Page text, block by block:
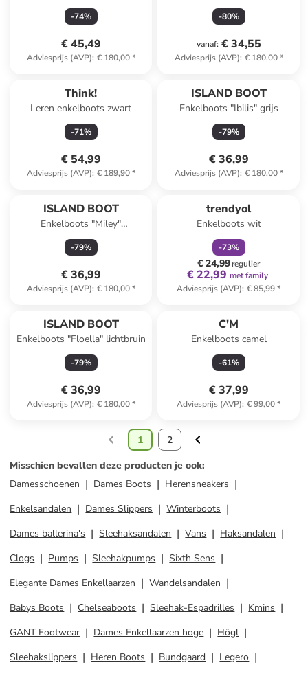
-74%
€ 45,49
Adviesprijs (AVP): € 180,00*
-80%
vanaf: € 34,55
Adviesprijs (AVP): € 180,00*
Think!
Leren enkelboots zwart
-71%
€ 54,99
Adviesprijs (AVP): € 189,90*
ISLAND BOOT
Enkelboots "Ibilis" grijs
-79%
€ 36,99
Adviesprijs (AVP): € 180,00*
ISLAND BOOT
Enkelboots "Miley"
zilverkleurig
-79%
€ 36,99
Adviesprijs (AVP): € 180,00*
trendyol
Enkelboots wit
-73%
€ 24,99regulier
€ 22,99 met family
Adviesprijs (AVP): € 85,99*
ISLAND BOOT
Enkelboots "Floella" lichtbruin
-79%
€ 36,99
Adviesprijs (AVP): € 180,00*
C'M
Enkelboots camel
-61%
€ 37,99
Adviesprijs (AVP): € 99,00*
1
2
Misschien bevallen deze producten je ook:
Damesschoenen
Dames Boots
Herensneakers
Enkelsandalen
Dames Slippers
Winterboots
Dames ballerina's
Sleehaksandalen Vans
Haksandalen
Clogs
Pumps Sleehakpumps
Sixth Sens
Elegante Dames Enkellaarzen
Wandelsandalen
Babys Boots
Chelseaboots Sleehak-Espadrilles
Kmins
GANT Footwear
Dames Enkellaarzen hoge
Högl
Sleehakslippers
Heren Boots Bundgaard
Legero